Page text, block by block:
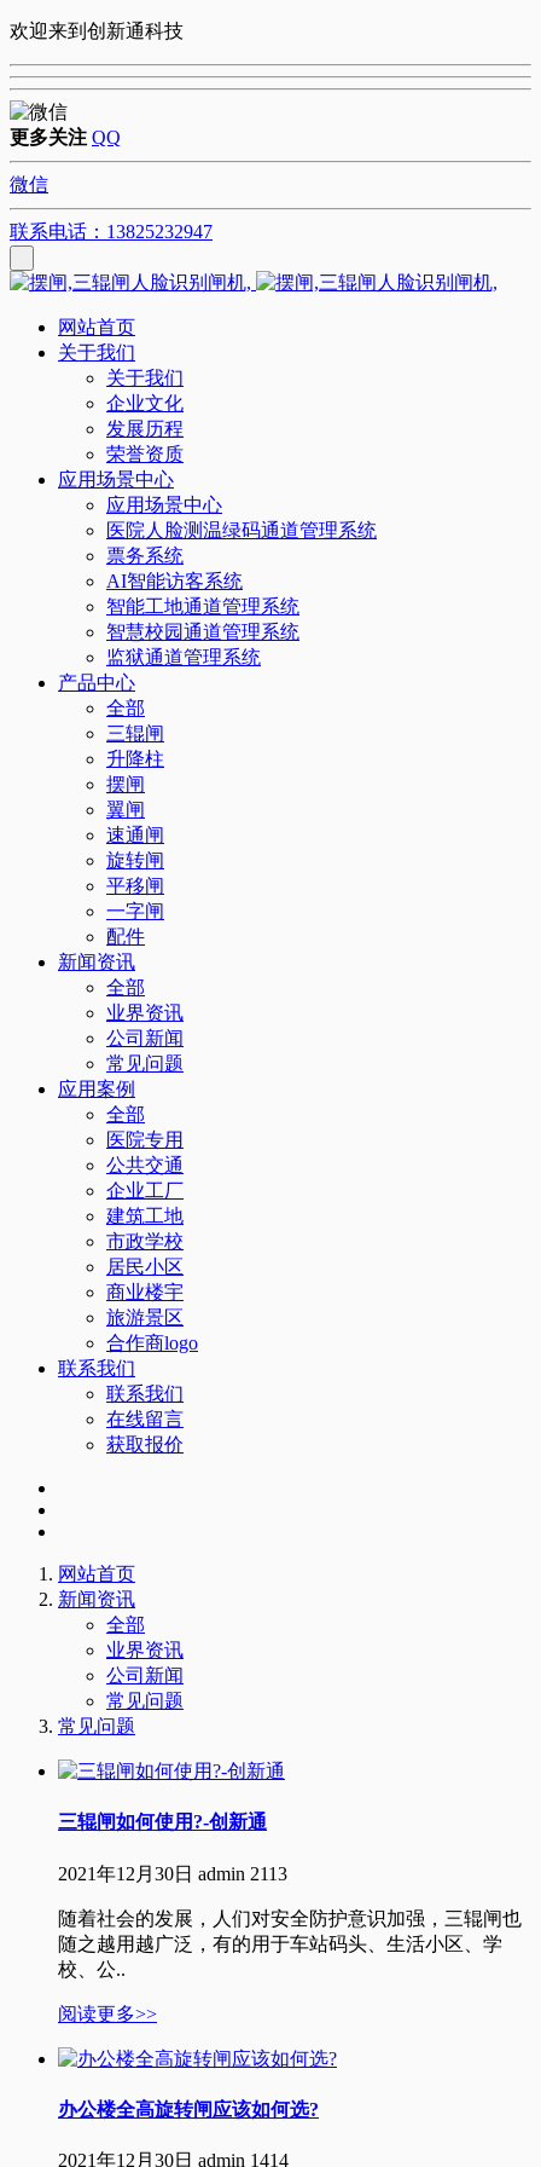
欢迎来到创新通科技
更多关注 QQ
微信
联系电话：13825232947
网站首页
关于我们
关于我们
企业文化
发展历程
荣誉资质
应用场景中心
应用场景中心
医院人脸测温绿码通道管理系统
票务系统
AI智能访客系统
智能工地通道管理系统
智慧校园通道管理系统
监狱通道管理系统
产品中心
全部
三辊闸
升降柱
摆闸
翼闸
速通闸
旋转闸
平移闸
一字闸
配件
新闻资讯
全部
业界资讯
公司新闻
常见问题
应用案例
全部
医院专用
公共交通
企业工厂
建筑工地
市政学校
居民小区
商业楼宇
旅游景区
合作商logo
联系我们
联系我们
在线留言
获取报价
网站首页
新闻资讯
全部
业界资讯
公司新闻
常见问题
常见问题
三辊闸如何使用?-创新通
2021年12月30日 admin 2113
随着社会的发展，人们对安全防护意识加强，三辊闸也
随之越用越广泛，有的用于车站码头、生活小区、学
校、公..
阅读更多>>
办公楼全高旋转闸应该如何选?
2021年12月30日 admin 1414